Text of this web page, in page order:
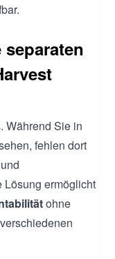
Während Sie in
fehlen dort
Lösung ermöglicht
ohne